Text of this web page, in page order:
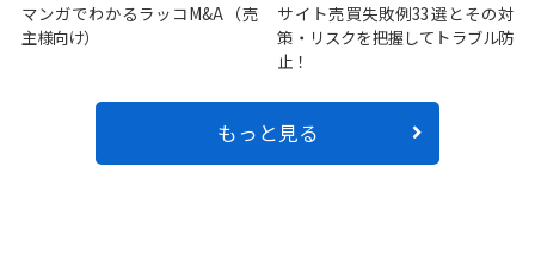
マンガでわかるラッコM&A（売
主様向け）
サイト売買失敗例33選とその対
策・リスクを把握してトラブル防
止！
もっと見る